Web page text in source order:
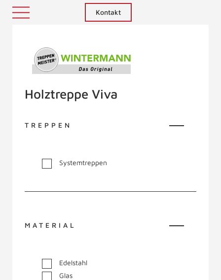
Kontakt
Holztreppe Viva
TREPPEN
Systemtreppen
MATERIAL
Edelstahl
Glas